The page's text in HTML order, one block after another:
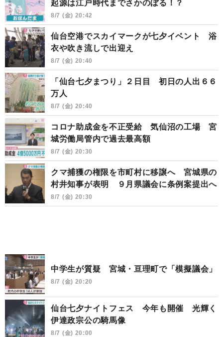
起源は江戸時代までさかのぼる！？
8/7 (金) 20:42
仙台空港でスカイマークが七夕イベント 浴
衣や吹き流しで出迎え
8/7 (金) 20:40
「仙台七夕まつり」２日目 初日の人出６６
万人
8/7 (金) 20:40
コロナ助成金を不正受給 気仙沼の工場 宮
城労働局管内で過去最高額
8/7 (金) 20:30
クマ捕獲の権限を市町村に移譲へ 宮城県の
村井知事が表明 ９月県議会に条例案提出へ
8/7 (金) 20:30
中学生が質疑 宮城・亘理町で「模擬議会」
8/7 (金) 20:20
仙台七夕ナイトフェス 今年も開催 光輝く
伊達政宗公の騎馬像
8/7 (金) 20:00